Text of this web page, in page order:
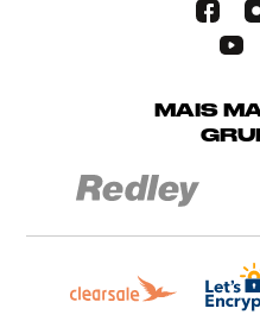
MAIS